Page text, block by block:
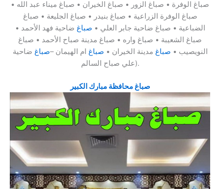
صباغ الوفرة • صباغ الزور • صباغ الخيران • صباغ ميناء عبد الله •
صباغ الوفرة الزراعية • صباغ بنيدر • صباغ الجليعة • صباغ
الضباعية • صباغ ضاحية جابر العلي • صباغ ضاحية فهد الأحمد •
صباغ الشعيبة • صباغ واره • صباغ مدينة صباح الأحمد • صباغ
النويصيب • صباغ مدينة الخيران • صباغ ام الهيمان –صباغ ضاحية
علي صباح السالم).
صباغ محافظة مبارك الكبير